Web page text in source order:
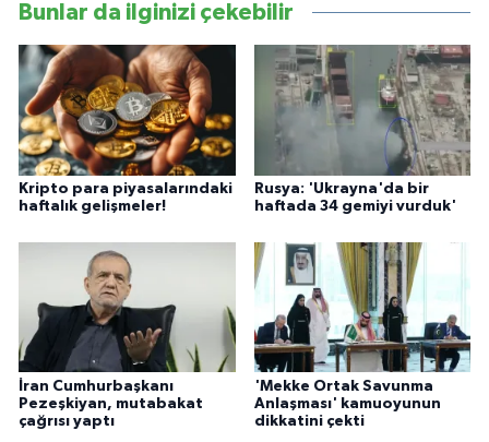
Bunlar da ilginizi çekebilir
Kripto para piyasalarındaki
haftalık gelişmeler!
Rusya: 'Ukrayna'da bir
haftada 34 gemiyi vurduk'
İran Cumhurbaşkanı
Pezeşkiyan, mutabakat
çağrısı yaptı
'Mekke Ortak Savunma
Anlaşması' kamuoyunun
dikkatini çekti